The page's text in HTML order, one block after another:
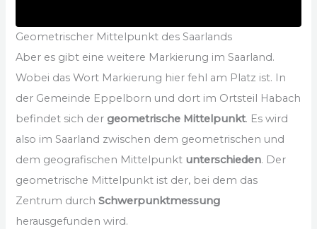
Geometrischer Mittelpunkt des Saarlands
Aber es gibt eine weitere Markierung im Saarland.
Wobei das Wort Markierung hier fehl am Platz ist. In
der Gemeinde Eppelborn und dort im Ortsteil Habach
befindet sich dergeometrische Mittelpunkt. Es wird
also im Saarland zwischen dem geometrischen und
dem geografischen Mittelpunkt unterschieden. Der
geometrische Mittelpunkt ist der, bei dem das
Zentrum durchSchwerpunktmessung
herausgefunden wird.